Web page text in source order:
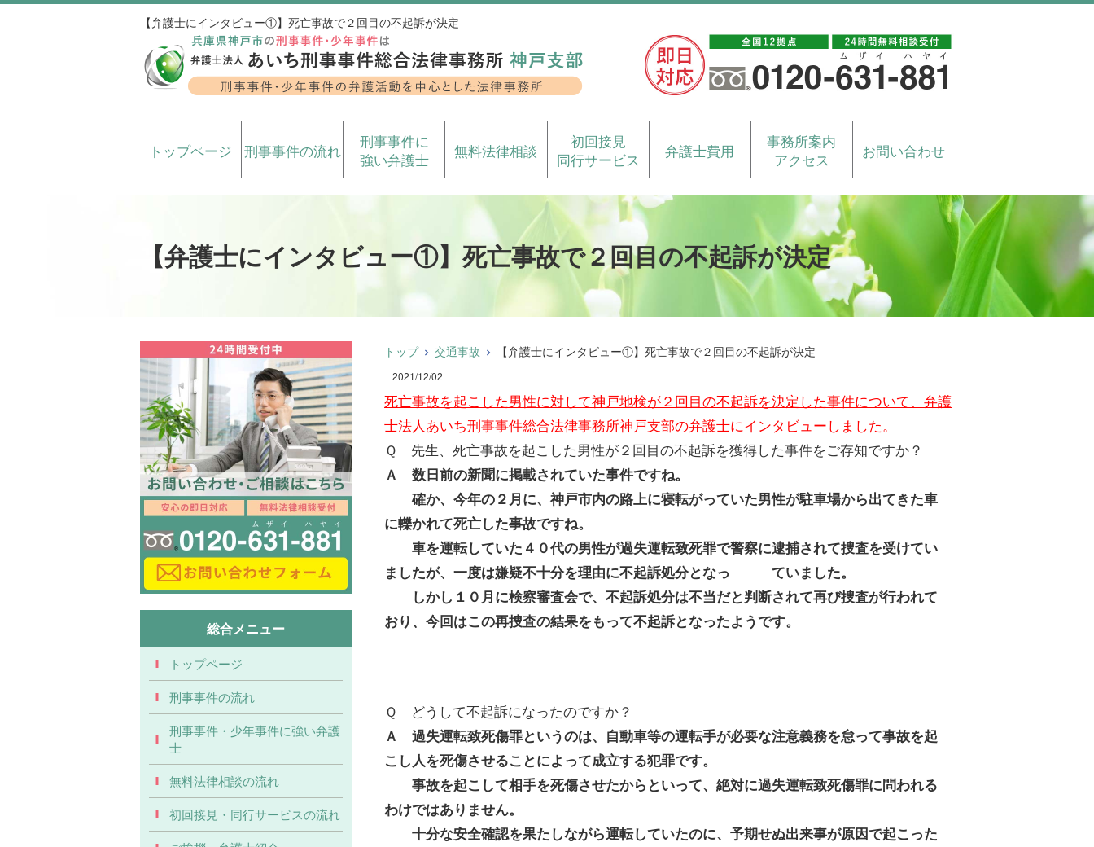
【弁護士にインタビュー①】死亡事故で２回目の不起訴が決定
トップページ 刑事事件の流れ
刑事事件に
強い弁護士
無料法律相談
初回接見
同行サービス
弁護士費用
事務所案内
アクセス
お問い合わせ
【弁護士にインタビュー①】死亡事故で２回目の不起訴が決定
トップ 交通事故 【弁護士にインタビュー①】死亡事故で２回目の不起訴が決定
2021/12/02
死亡事故を起こした男性に対して神戸地検が２回目の不起訴を決定した事件について、弁護
士法人あいち刑事事件総合法律事務所神戸支部の弁護士にインタビューしました。
Ｑ 先生、死亡事故を起こした男性が２回目の不起訴を獲得した事件をご存知ですか？
Ａ 数日前の新聞に掲載されていた事件ですね。
確か、今年の２月に、神戸市内の路上に寝転がっていた男性が駐車場から出てきた車
に轢かれて死亡した事故ですね。
車を運転していた４０代の男性が過失運転致死罪で警察に逮捕されて捜査を受けてい
ましたが、一度は嫌疑不十分を理由に不起訴処分となっ ていました。
しかし１０月に検察審査会で、不起訴処分は不当だと判断されて再び捜査が行われて
おり、今回はこの再捜査の結果をもって不起訴となったようです。
Ｑ どうして不起訴になったのですか？
Ａ 過失運転致死傷罪というのは、自動車等の運転手が必要な注意義務を怠って事故を起
こし人を死傷させることによって成立する犯罪です。
事故を起こして相手を死傷させたからといって、絶対に過失運転致死傷罪に問われる
わけではありません。
十分な安全確認を果たしながら運転していたのに、予期せぬ出来事が原因で起こった
総合メニュー
トップページ
刑事事件の流れ
刑事事件・少年事件に強い弁護
士
無料法律相談の流れ
初回接見・同行サービスの流れ